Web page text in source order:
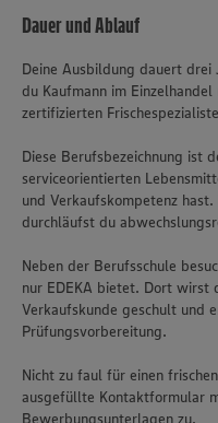
Dauer und Ablauf
Deine Ausbildung dauert
du Kaufmann im
zertifizierten
Diese Berufsbezeichnung ist
serviceorientierten
und Verkaufskompetenz
durchläufst du
Neben der Berufsschule
nur EDEKA bietet. Dort wirst
Verkaufskunde geschult und
Prüfungsvorbereitung.
Nicht zu faul für einen
ausgefüllte Kontaktformular
Bewerbungsunterlagen zu.